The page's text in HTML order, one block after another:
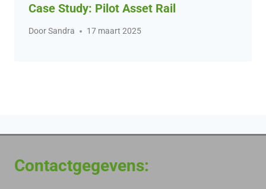
Case Study: Pilot Asset Rail
DoorSandra 17 maart 2025
Contactgegevens: